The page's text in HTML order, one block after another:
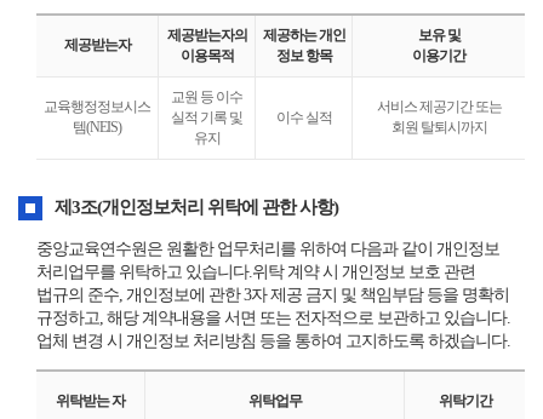
보
침
인
정
보
처
리
방
침
제공받는자
제공받는자의
이용목적
제공하는 개인
정보 항목
보유 및
이용기간
교육행정정보시스
템(NEIS)
교원 등 이수
실적 기록 및
유지
이수 실적
서비스 제공기간 또는
회원 탈퇴시까지
제3조(개인정보처리 위탁에 관한 사항)
중앙교육연수원은 원활한 업무처리를 위하여 다음과 같이 개인정보
처리업무를 위탁하고 있습니다.위탁 계약 시 개인정보 보호 관련
법규의 준수, 개인정보에 관한 3자 제공 금지 및 책임부담 등을 명확히
규정하고, 해당 계약내용을 서면 또는 전자적으로 보관하고 있습니다.
업체 변경 시 개인정보 처리방침 등을 통하여 고지하도록 하겠습니다.
위탁받는 자 위탁업무 위탁기간